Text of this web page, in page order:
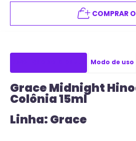
COMPRAR
Modo de uso
Grace Midnight
Colônia 15ml
Linha: Grace